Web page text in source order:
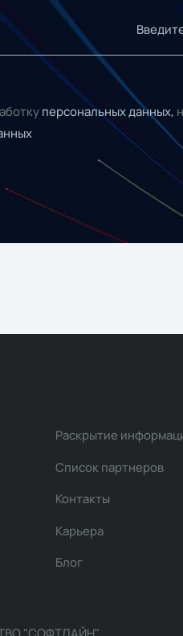
персональных данных,
Раскрытие
Список партнеров
Контакты
Карьера
Блог